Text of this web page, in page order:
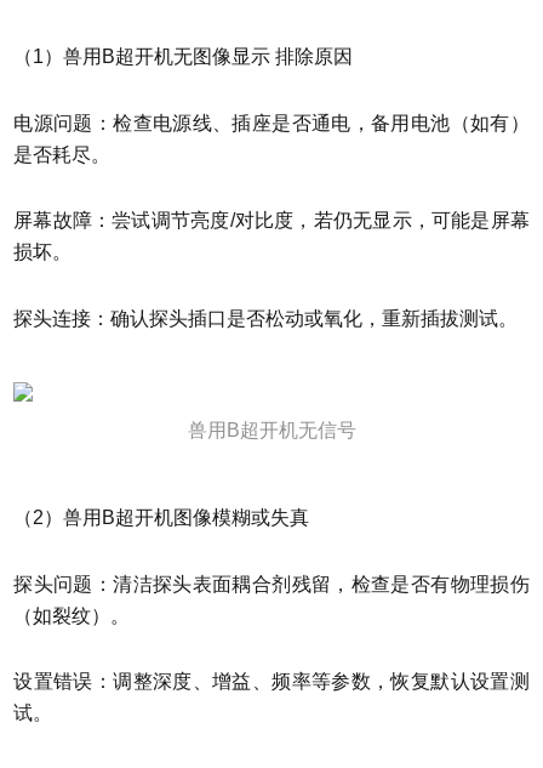
（1）兽用B超开机无图像显示 排除原因
电源问题：检查电源线、插座是否通电，备用电池（如有）
是否耗尽。
屏幕故障：尝试调节亮度/对比度，若仍无显示，可能是屏幕
损坏。
探头连接：确认探头插口是否松动或氧化，重新插拔测试。
兽用B超开机无信号
（2）兽用B超开机图像模糊或失真
探头问题：清洁探头表面耦合剂残留，检查是否有物理损伤
（如裂纹）。
设置错误：调整深度、增益、频率等参数，恢复默认设置测
试。